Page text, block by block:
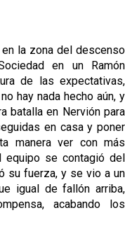
la zona del descenso
en un Ramón
de las expectativas,
hay nada hecho aún, y
batalla en Nervión para
en casa y poner
manera ver con más
se contagió del
su fuerza, y se vio a un
igual de fallón arriba,
acabando los